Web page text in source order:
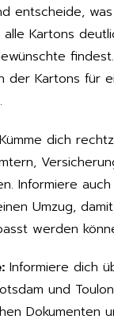
entscheide,
Kartons
der Kartons für
Kümme dich
Informiere
Umzug,
werden
Informiere dich
und
Dokumenten